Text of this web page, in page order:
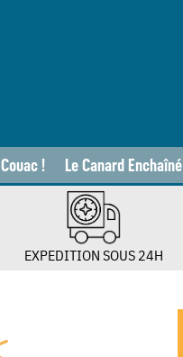
Couac ! Le Canard Enchaîné
EXPEDITION SOUS 24H